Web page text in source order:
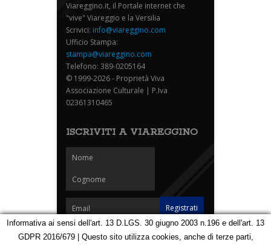
Viareggino.it, il Portale internet che
"vive" Viareggio e la Versilia
Scrivici: info@viareggino.com
Ufficio Stampa:
stampa@viareggino.com
Telefono: 389-0205164
© 1999-2026 - Proprietà Viva
Associazione Culturale | P.Iva
02361310465
ISCRIVITI A VIAREGGINO
Informativa ai sensi dell'art. 13 D.LGS. 30 giugno 2003 n.196 e dell'art. 13
GDPR 2016/679 | Questo sito utilizza cookies, anche di terze parti,